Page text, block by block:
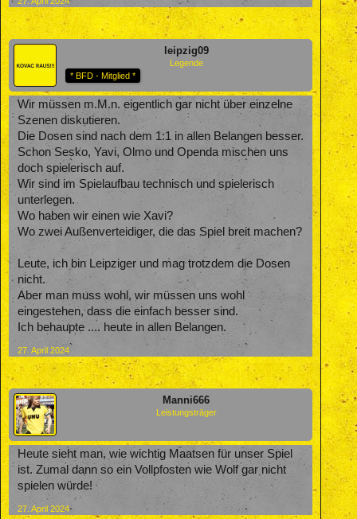
leipzig09
Legende
* BFD - Mitglied *
Wir müssen m.M.n. eigentlich gar nicht über einzelne
Szenen diskutieren.
Die Dosen sind nach dem 1:1 in allen Belangen besser.
Schon Sesko, Yavi, Olmo und Openda mischen uns
doch spielerisch auf.
Wir sind im Spielaufbau technisch und spielerisch
unterlegen.
Wo haben wir einen wie Xavi?
Wo zwei Außenverteidiger, die das Spiel breit machen?
Leute, ich bin Leipziger und mag trotzdem die Dosen
nicht.
Aber man muss wohl, wir müssen uns wohl
eingestehen, dass die einfach besser sind.
Ich behaupte .... heute in allen Belangen.
27. April 2024
Manni666
Leistungsträger
Heute sieht man, wie wichtig Maatsen für unser Spiel
ist. Zumal dann so ein Vollpfosten wie Wolf gar nicht
spielen würde!
27. April 2024